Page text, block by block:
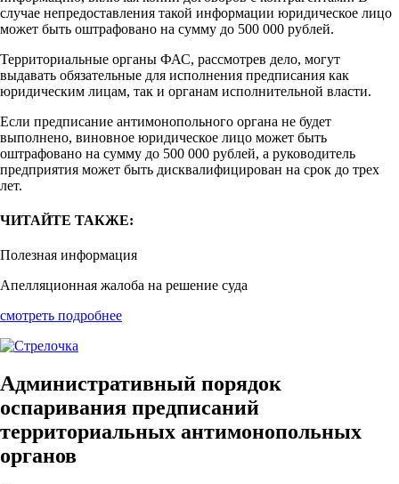
случае непредоставления такой информации юридическое лицо
может быть оштрафовано на сумму до 500 000 рублей.
Территориальные органы ФАС, рассмотрев дело, могут
выдавать обязательные для исполнения предписания как
юридическим лицам, так и органам исполнительной власти.
Если предписание антимонопольного органа не будет
выполнено, виновное юридическое лицо может быть
оштрафовано на сумму до 500 000 рублей, а руководитель
предприятия может быть дисквалифицирован на срок до трех
лет.
ЧИТАЙТЕ ТАКЖЕ:
Полезная информация
Апелляционная жалоба на решение суда
смотреть подробнее
Административный порядок
оспаривания предписаний
территориальных антимонопольных
органов